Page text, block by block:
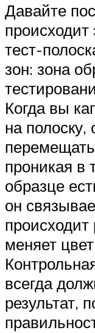
Давайте
происходит
тест-
зон: зона
Когда вы
на полоску,
проникая в
образце
он
происходит
меняет
всегда
результат,